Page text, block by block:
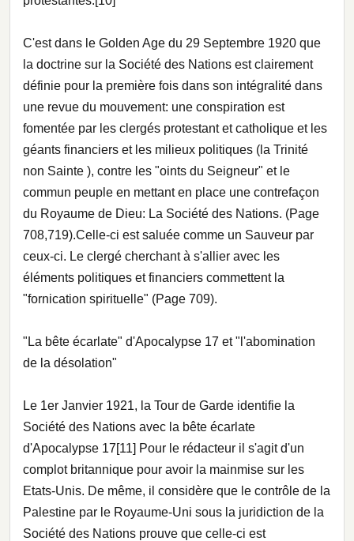
C'est dans le Golden Age du 29 Septembre 1920 que
la doctrine sur la Société des Nations est clairement
définie pour la première fois dans son intégralité dans
une revue du mouvement: une conspiration est
fomentée par les clergés protestant et catholique et les
géants financiers et les milieux politiques (la Trinité
non Sainte ), contre les "oints du Seigneur" et le
commun peuple en mettant en place une contrefaçon
du Royaume de Dieu: La Société des Nations. (Page
708,719).Celle-ci est saluée comme un Sauveur par
ceux-ci. Le clergé cherchant à s'allier avec les
éléments politiques et financiers commettent la
"fornication spirituelle" (Page 709).
"La bête écarlate" d'Apocalypse 17 et "l'abomination
de la désolation"
Le 1er Janvier 1921, la Tour de Garde identifie la
Société des Nations avec la bête écarlate
d'Apocalypse 17[11] Pour le rédacteur il s'agit d'un
complot britannique pour avoir la mainmise sur les
Etats-Unis. De même, il considère que le contrôle de la
Palestine par le Royaume-Uni sous la juridiction de la
Société des Nations prouve que celle-ci est